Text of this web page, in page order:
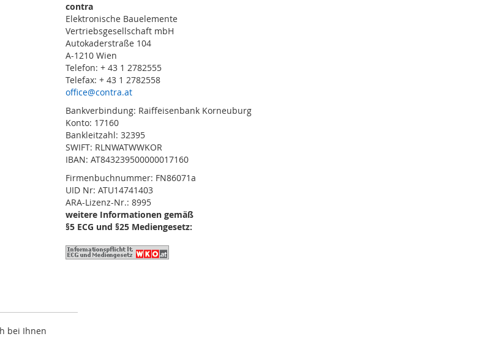
contra
Elektronische Bauelemente
Vertriebsgesellschaft mbH
Autokaderstraße 104
A-1210 Wien
Telefon: + 43 1 2782555
Telefax: + 43 1 2782558
office@contra.at
Bankverbindung: Raiffeisenbank Korneuburg
Konto: 17160
Bankleitzahl: 32395
SWIFT: RLNWATWWKOR
IBAN: AT843239500000017160
Firmenbuchnummer: FN86071a
UID Nr: ATU14741403
ARA-Lizenz-Nr.: 8995
weitere Informationen gemäß
§5 ECG und §25 Mediengesetz:
bei Ihnen